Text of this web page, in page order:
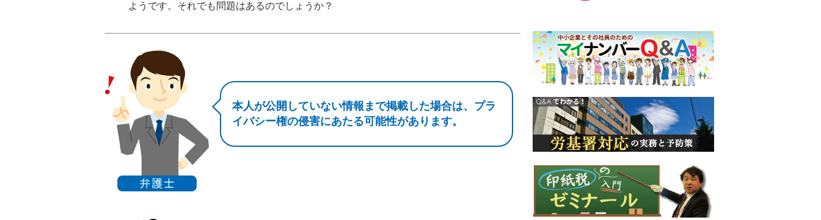
ようです。それでも問題はあるのでしょうか？
本人が公開していない情報まで掲載した場合は、プラ
イバシー権の侵害にあたる可能性があります。